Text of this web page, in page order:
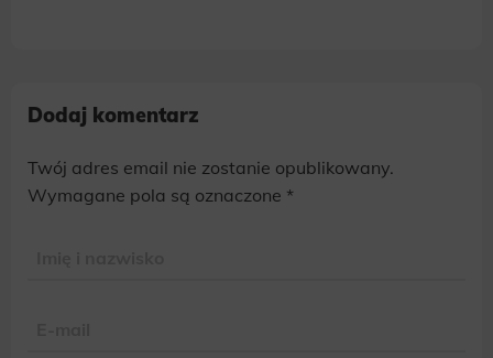
Dodaj komentarz
Twój adres email nie zostanie opublikowany.
Wymagane pola są oznaczone *
Alternative: